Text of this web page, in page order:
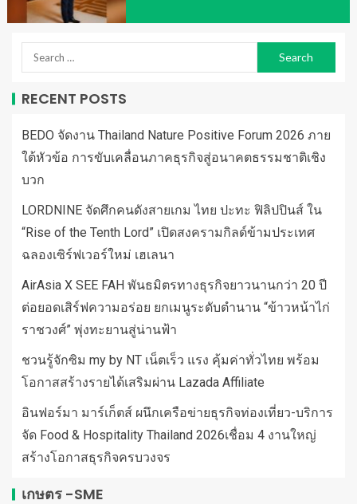
RECENT POSTS
BEDO จัดงาน Thailand Nature Positive Forum 2026 ภาย
ใต้หัวข้อ การขับเคลื่อนภาคธุรกิจสู่อนาคตธรรมชาติเชิง
บวก
LORDNINE จัดศึกคนดังสายเกม ไทย ปะทะ ฟิลิปปินส์ ใน
“Rise of the Tenth Lord” เปิดสงครามกิลด์ข้ามประเทศ
ฉลองเซิร์ฟเวอร์ใหม่ เฮเลนา
AirAsia X SEE FAH พันธมิตรทางธุรกิจยาวนานกว่า 20 ปี
ต่อยอดเสิร์ฟความอร่อย ยกเมนูระดับตำนาน “ข้าวหน้าไก่
ราชวงศ์” พุ่งทะยานสู่น่านฟ้า
ชวนรู้จักซิม my by NT เน็ตเร็ว แรง คุ้มค่าทั่วไทย พร้อม
โอกาสสร้างรายได้เสริมผ่าน Lazada Affiliate
อินฟอร์มา มาร์เก็ตส์ ผนึกเครือข่ายธุรกิจท่องเที่ยว-บริการ
จัด Food & Hospitality Thailand 2026เชื่อม 4 งานใหญ่
สร้างโอกาสธุรกิจครบวงจร
เกษตร -SME